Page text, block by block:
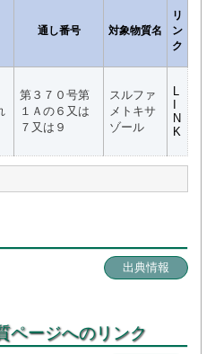
通し番号 対象物質名
リ
ン
ク
第３７０号第
１Ａの６又は
７又は９
スルファ
メトキサ
ゾール
L
I
N
K
出典情報
ページへのリンク